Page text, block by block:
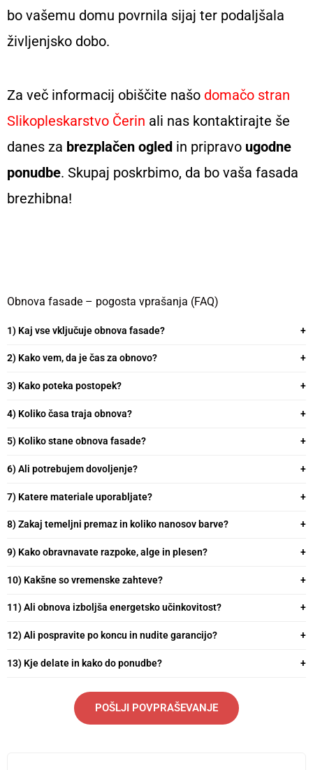
bo vašemu domu povrnila sijaj ter podaljšala
življenjsko dobo.
Za več informacij obiščite našo domačo stran
Slikopleskarstvo Čerin ali nas kontaktirajte še
danes za brezplačen ogled in pripravo ugodne
ponudbe. Skupaj poskrbimo, da bo vaša fasada
brezhibna!
Obnova fasade – pogosta vprašanja (FAQ)
1) Kaj vse vključuje obnova fasade?
2) Kako vem, da je čas za obnovo?
3) Kako poteka postopek?
4) Koliko časa traja obnova?
5) Koliko stane obnova fasade?
6) Ali potrebujem dovoljenje?
7) Katere materiale uporabljate?
8) Zakaj temeljni premaz in koliko nanosov barve?
9) Kako obravnavate razpoke, alge in plesen?
10) Kakšne so vremenske zahteve?
11) Ali obnova izboljša energetsko učinkovitost?
12) Ali pospravite po koncu in nudite garancijo?
13) Kje delate in kako do ponudbe?
POŠLJI POVPRAŠEVANJE